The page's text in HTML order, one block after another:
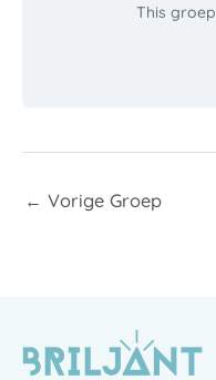
This
← Vorige Groep